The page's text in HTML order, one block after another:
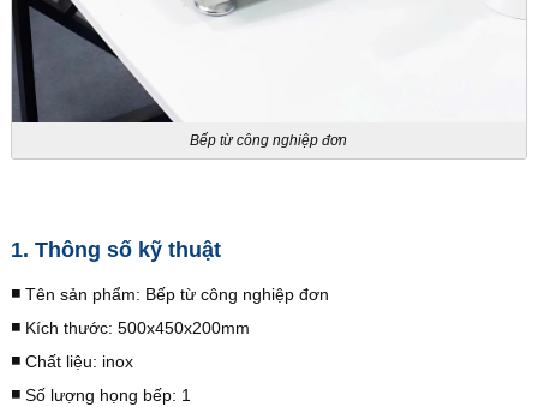
Bếp từ công nghiệp đơn
1. Thông số kỹ thuật
◾️ Tên sản phẩm: Bếp từ công nghiệp đơn
◾️ Kích thước: 500x450x200mm
◾️ Chất liệu: inox
◾️ Số lượng họng bếp: 1